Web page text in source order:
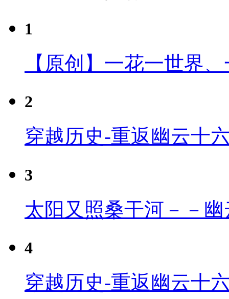
1
【原创】一花一世界
2
穿越历史-重返幽云十
3
太阳又照桑干河－－
4
穿越历史-重返幽云十